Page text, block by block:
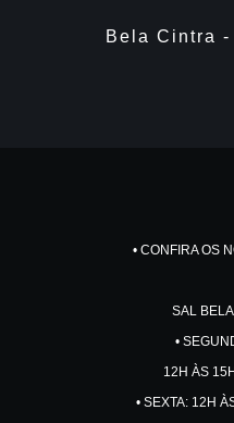
Bela Cintra
• CONFIRA OS
SAL
•
12H ÀS
• SEXTA: 12H